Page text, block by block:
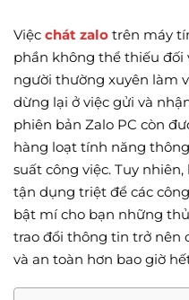
Việc chát zalo trên máy
phần không thể thiếu đối
người thường xuyên làm
dừng lại ở việc gửi và
phiên bản Zalo PC còn
hàng loạt tính năng
suất công việc. Tuy
tận dụng triệt để các
bật mí cho bạn những
trao đổi thông tin trở nên
và an toàn hơn bao giờ